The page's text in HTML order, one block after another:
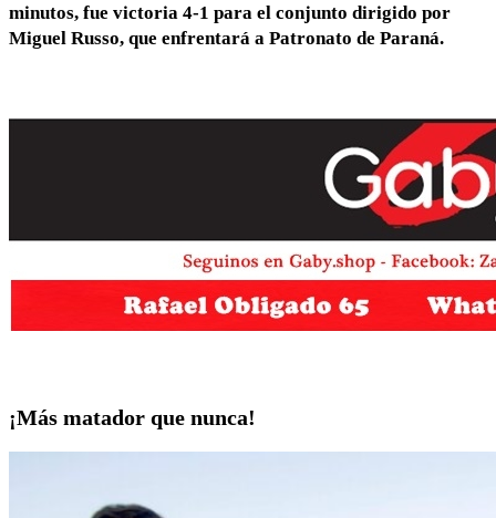
minutos, fue victoria 4-1 para el conjunto dirigido por
Miguel Russo, que enfrentará a Patronato de Paraná.
¡Más matador que nunca!